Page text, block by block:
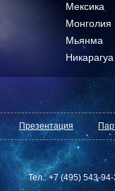
Мексика
Монголия
Мьянма
Никарагуа
Презентация
Тел.: +7 (495) 543-